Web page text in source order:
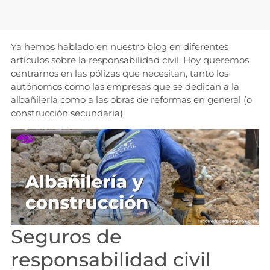
Ya hemos hablado en nuestro blog en diferentes
artículos sobre la responsabilidad civil. Hoy queremos
centrarnos en las pólizas que necesitan, tanto los
autónomos como las empresas que se dedican a la
albañilería como a las obras de reformas en general (o
construcción secundaria).
Seguros de
responsabilidad civil